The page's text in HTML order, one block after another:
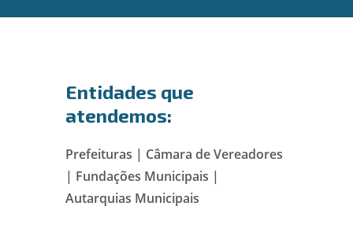
Entidades que
atendemos:
Prefeituras | Câmara de Vereadores
| Fundações Municipais |
Autarquias Municipais